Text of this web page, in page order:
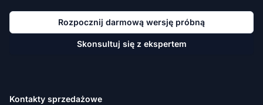
Rozpocznij darmową wersję próbną
Skonsultuj się z ekspertem
Kontakty sprzedażowe